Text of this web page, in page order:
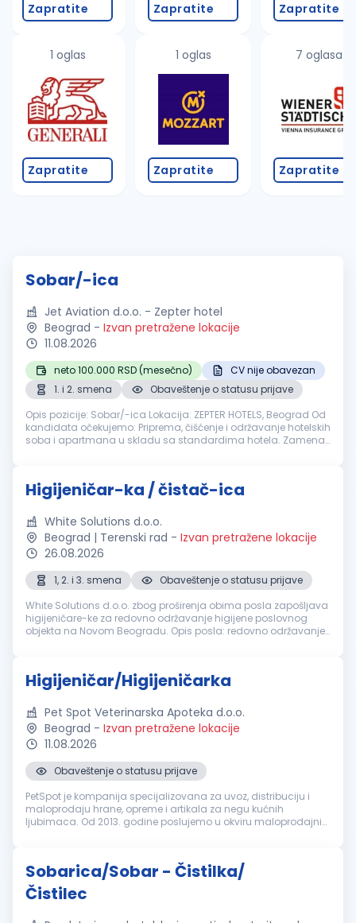
Zapratite
1 oglas
Zapratite
Zapratite
1 oglas
Zapratite
Zapratite
7 oglasa
Zapratite
Sobar/-ica
Jet Aviation d.o.o. - Zepter hotel
Beograd - Izvan pretražene lokacije
11.08.2026
neto 100.000 RSD (mesečno)
CV nije obavezan
1. i 2. smena
Obaveštenje o statusu prijave
Opis pozicije: Sobar/-ica Lokacija: ZEPTER HOTELS, Beograd Od
kandidata očekujemo: Priprema, čišćenje i održavanje hotelskih
soba i apartmana u skladu sa standardima hotela. Zamena
Higijeničar-ka / čistač-ica
White Solutions d.o.o.
Beograd | Terenski rad - Izvan pretražene lokacije
26.08.2026
1, 2. i 3. smena
Obaveštenje o statusu prijave
White Solutions d.o.o. zbog proširenja obima posla zapošljava
higijeničare-ke za redovno održavanje higijene poslovnog
objekta na Novom Beogradu. Opis posla: redovno održavanje
Higijeničar/Higijeničarka
Pet Spot Veterinarska Apoteka d.o.o.
Beograd - Izvan pretražene lokacije
11.08.2026
Obaveštenje o statusu prijave
PetSpot je kompanija specijalizovana za uvoz, distribuciju i
maloprodaju hrane, opreme i artikala za negu kućnih
ljubimaca. Od 2013. godine poslujemo u okviru maloprodajnih
Sobarica/Sobar - Čistilka/
Čistilec